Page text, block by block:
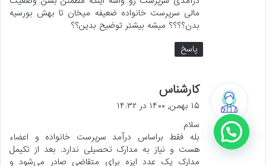
مالی سرپرست خانواده ضعیفه میخان تا بهش بورسیه
بدن؟؟؟؟ میشه بیشتر توضیح بدین؟؟
پاسخ
کارشناس
ف
۱۵ بهمن, ۱۴۰۰ در ۱۴:۳۲
سلام
بله فقط براساس درآمد سرپرست خانواده و اعضاء
هست و نیاز به مدارک تحصیلی ندارد. بعد از تکیمل
مدارک یک عدد ایزه برای متقاضی صادر می‌شود و